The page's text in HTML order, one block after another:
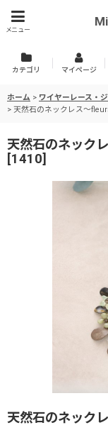
メニュー
カテゴリ マイページ
ホーム > ワイヤーレース・
> 天然石のネックレス〜
天然石のネック
[1410]
天然石のネック